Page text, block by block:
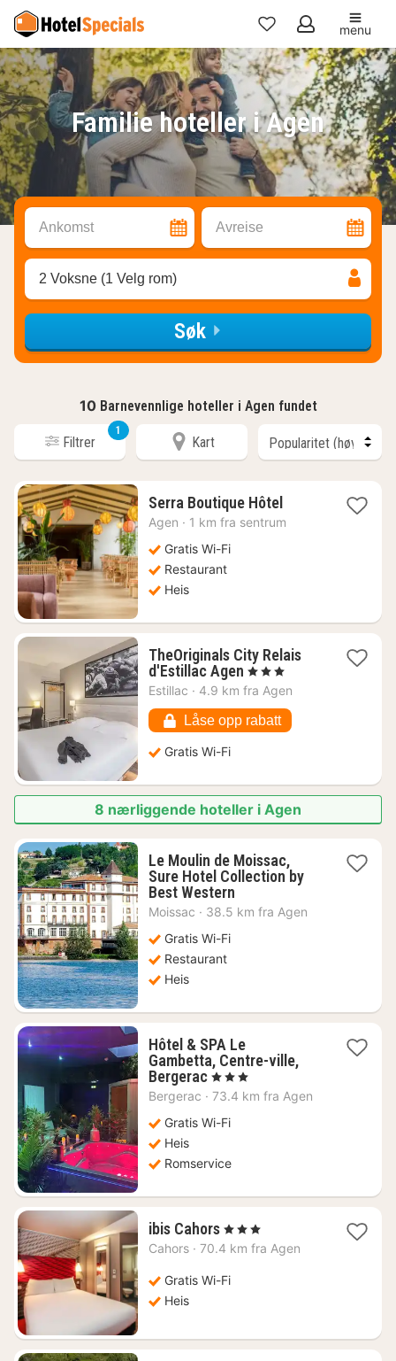
Mine
favoritter
menu
Familie hoteller i Agen
Ankomst Avreise
2 Voksne (1 Velg rom)
Søk
10 Barnevennlige hoteller i Agen fundet
Filtrer
1
Kart
Serra Boutique Hôtel1
natt
Agen · 1 km fra sentrum
Gratis Wi-Fi
Restaurant
Heis
TheOriginals City Relais
d'Estillac Agen 1
natt
660
kr.
, 3 Stjerner
Estillac · 4.9 km fra Agen
Låse opp rabatt
Gratis Wi-Fi
8 nærliggende hoteller i Agen
Le Moulin de Moissac,
Sure Hotel Collection by
Best Western1
natt
Moissac · 38.5 km fra Agen
Gratis Wi-Fi
Restaurant
Heis
Hôtel & SPA Le
Gambetta, Centre-ville,
Bergerac1
natt
925
, 3 Stjerner
Bergerac · 73.4 km fra Agen
Gratis Wi-Fi
Heis
Romservice
ibis Cahors1
natt
756
, 3 Stjerner
Cahors · 70.4 km fra Agen
Gratis Wi-Fi
Heis